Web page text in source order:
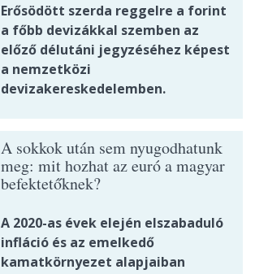
Erősödött szerda reggelre a forint
a főbb devizákkal szemben az
előző délutáni jegyzéséhez képest
a nemzetközi
devizakereskedelemben.
A sokkok után sem nyugodhatunk
meg: mit hozhat az euró a magyar
befektetőknek?
A 2020-as évek elején elszabaduló
infláció és az emelkedő
kamatkörnyezet alapjaiban